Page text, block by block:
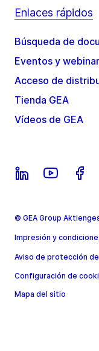
Enlaces rápidos
Búsqueda de
Eventos y
Acceso de
Tienda GEA
Vídeos de GEA
© GEA Group
Impresión y
Aviso de protección
Configuración de
Mapa del sitio